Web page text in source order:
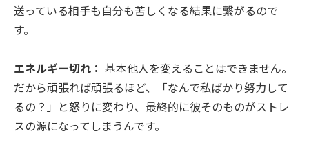
送っている相手も自分も苦しくなる結果に繋がるので
す。
エネルギー切れ： 基本他人を変えることはできません。
だから頑張れば頑張るほど、「なんで私ばかり努力して
るの？」と怒りに変わり、最終的に彼そのものがストレ
スの源になってしまうんです。